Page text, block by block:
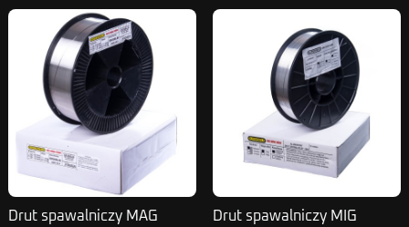
Drut spawalniczy MAG
Drut spawalniczy MIG